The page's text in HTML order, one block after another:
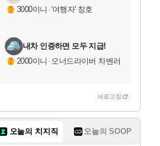
3000이니 ·'여행자' 칭호
내차 인증하면 모두 지급!
2000이니 · 오너드라이버 차벤러
새로고침
오늘의 치지직 오늘의 SOOP